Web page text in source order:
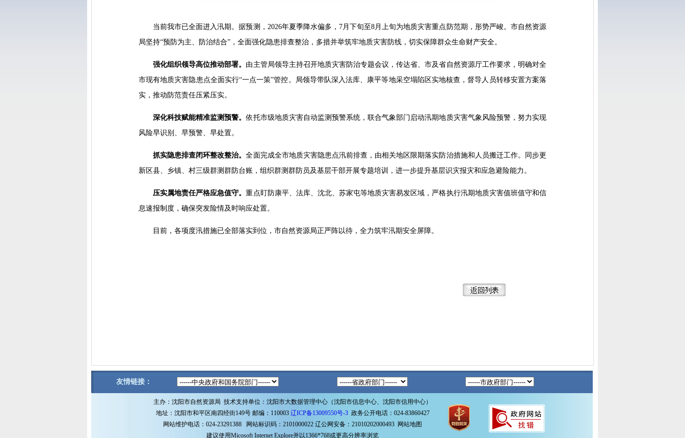
当前我市已全面进入汛期。据预测，2026年夏季降水偏多，7月下旬至8月上旬为地质灾害重点防范期，形势严峻。市自然资源
局坚持“预防为主、防治结合”，全面强化隐患排查整治，多措并举筑牢地质灾害防线，切实保障群众生命财产安全。
强化组织领导高位推动部署。 由主管局领导主持召开地质灾害防治专题会议，传达省、市及省自然资源厅工作要求，明确对全
市现有地质灾害隐患点全面实行“一点一策”管控。局领导带队深入法库、康平等地采空塌陷区实地核查，督导人员转移安置方案落
实，推动防范责任压紧压实。
深化科技赋能精准监测预警。依托市级地质灾害自动监测预警系统，联合气象部门启动汛期地质灾害气象风险预警，努力实现
风险早识别、早预警、早处置。
抓实隐患排查闭环整改整治。全面完成全市地质灾害隐患点汛前排查，由相关地区限期落实防治措施和人员搬迁工作。同步更
新区县、乡镇、村三级群测群防台账，组织群测群防员及基层干部开展专题培训，进一步提升基层识灾报灾和应急避险能力。
压实属地责任严格应急值守。重点盯防康平、法库、沈北、苏家屯等地质灾害易发区域，严格执行汛期地质灾害值班值守和信
息速报制度，确保突发险情及时响应处置。
目前，各项度汛措施已全部落实到位，市自然资源局正严阵以待，全力筑牢汛期安全屏障。
友情链接：
主办：沈阳市自然资源局 技术支持单位：沈阳市大数据管理中心（沈阳市信息中心、沈阳市信用中心）
地址：沈阳市和平区南四经街149号 邮编：110003 辽ICP备13009550号-3 政务公开电话：024-83860427
网站维护电话：024-23291388 网站标识码：2101000022 辽公网安备：21010202000493 网站地图
建议使用Micosoft Internet Explore并以1366*768或更高分辨率浏览